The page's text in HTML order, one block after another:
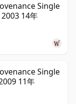
Single
14年
Single
11年